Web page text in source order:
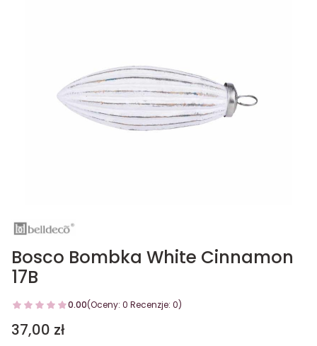
Bosco Bombka White Cinnamon
17B
0.00(Oceny: 0 Recenzje: 0)
Cena
37,00 zł